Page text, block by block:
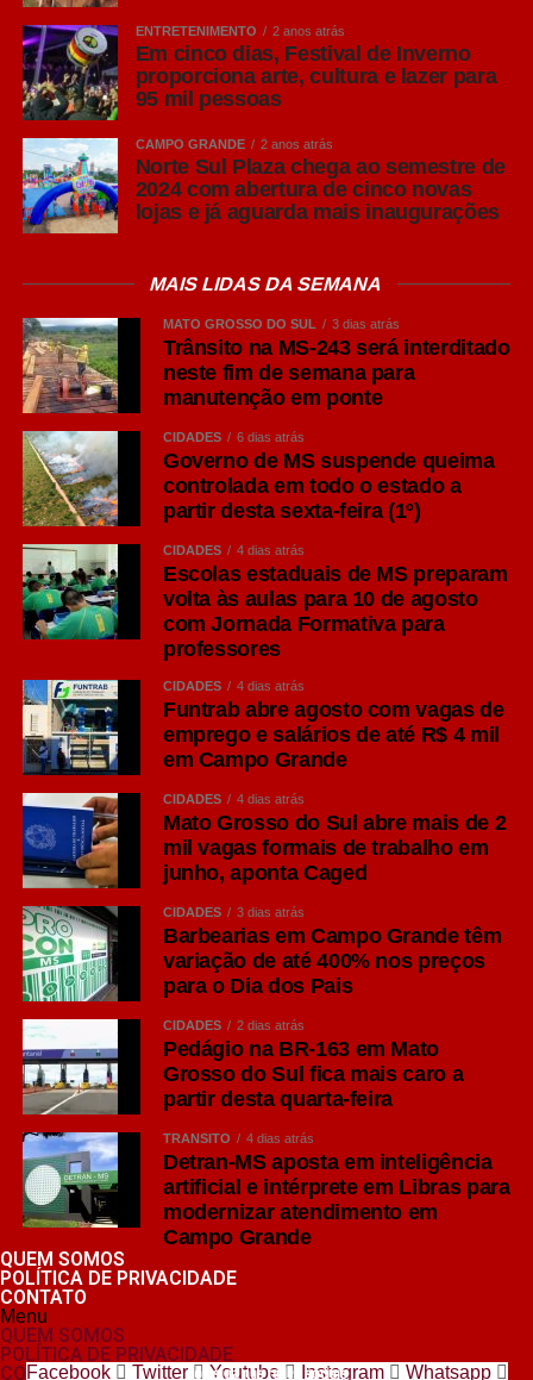
ENTRETENIMENTO 2 anos atrás
Em cinco dias, Festival de Inverno
proporciona arte, cultura e lazer para
95 mil pessoas
CAMPO GRANDE 2 anos atrás
Norte Sul Plaza chega ao semestre de
2024 com abertura de cinco novas
lojas e já aguarda mais inaugurações
MAIS LIDAS DA SEMANA
MATO GROSSO DO SUL 3 dias atrás
Trânsito na MS-243 será interditado
neste fim de semana para
manutenção em ponte
CIDADES 6 dias atrás
Governo de MS suspende queima
controlada em todo o estado a
partir desta sexta-feira (1º)
CIDADES 4 dias atrás
Escolas estaduais de MS preparam
volta às aulas para 10 de agosto
com Jornada Formativa para
professores
CIDADES 4 dias atrás
Funtrab abre agosto com vagas de
emprego e salários de até R$ 4 mil
em Campo Grande
CIDADES 4 dias atrás
Mato Grosso do Sul abre mais de 2
mil vagas formais de trabalho em
junho, aponta Caged
CIDADES 3 dias atrás
Barbearias em Campo Grande têm
variação de até 400% nos preços
para o Dia dos Pais
CIDADES 2 dias atrás
Pedágio na BR-163 em Mato
Grosso do Sul fica mais caro a
partir desta quarta-feira
TRÂNSITO 4 dias atrás
Detran-MS aposta em inteligência
artificial e intérprete em Libras para
modernizar atendimento em
Campo Grande
QUEM SOMOS
POLÍTICA DE PRIVACIDADE
CONTATO
Menu
QUEM SOMOS
POLÍTICA DE PRIVACIDADE
CONTATO
nos siga nas redes sociais
Facebook Twitter Youtube Instagram Whatsapp